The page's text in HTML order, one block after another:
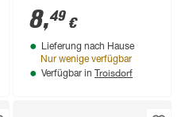
8,49 €
Lieferung nach Hause
Nur wenige verfügbar
Verfügbar in Troisdorf